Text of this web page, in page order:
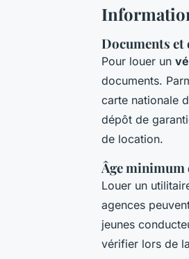
Documents et
Pour louer un
documents.
carte nationale
dépôt de
de location.
Âge
Louer un
agences
jeunes
vérifier lors de